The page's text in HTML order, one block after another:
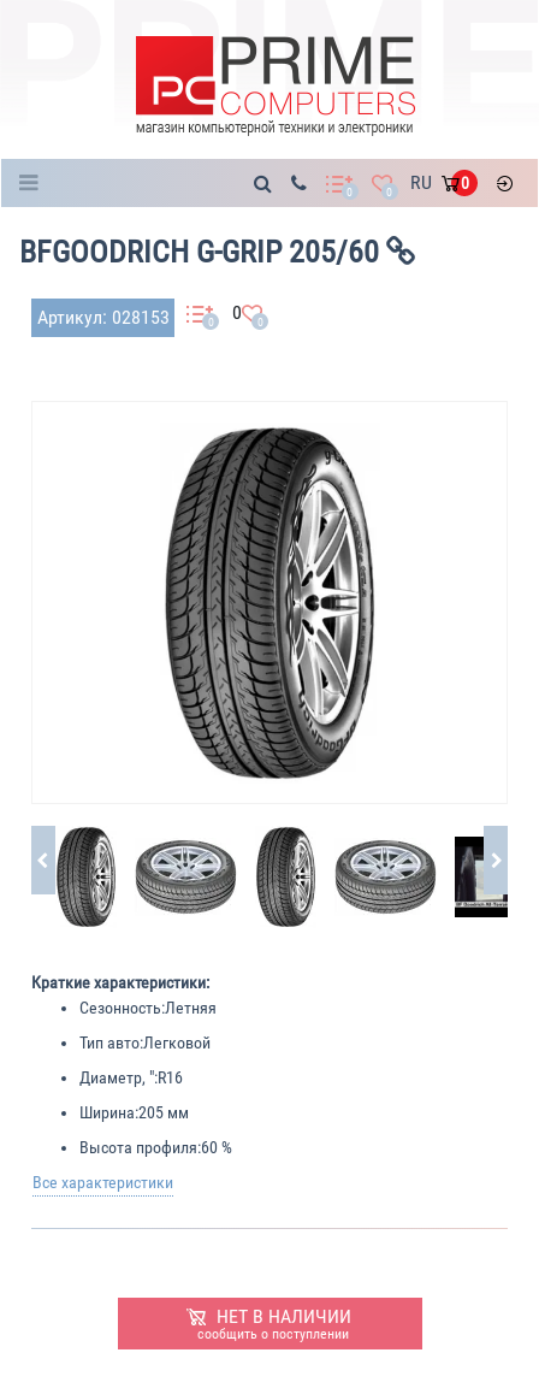
0 0 RU 0
BFGOODRICH G-GRIP 205/60
Артикул: 028153 0 0 0
Краткие характеристики:
Сезонность:Летняя
Тип авто:Легковой
Диаметр, ":R16
Ширина:205 мм
Высота профиля:60 %
Все характеристики
НЕТ В НАЛИЧИИ
сообщить о поступлении